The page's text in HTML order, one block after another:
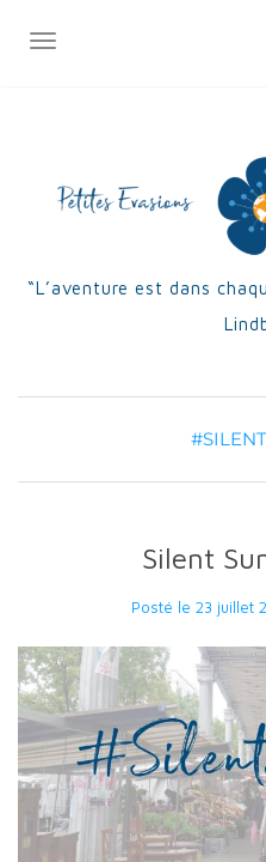
OUVRIR/FERMER LA
“L’aventure est dans
Silent
Posté le 23 juillet